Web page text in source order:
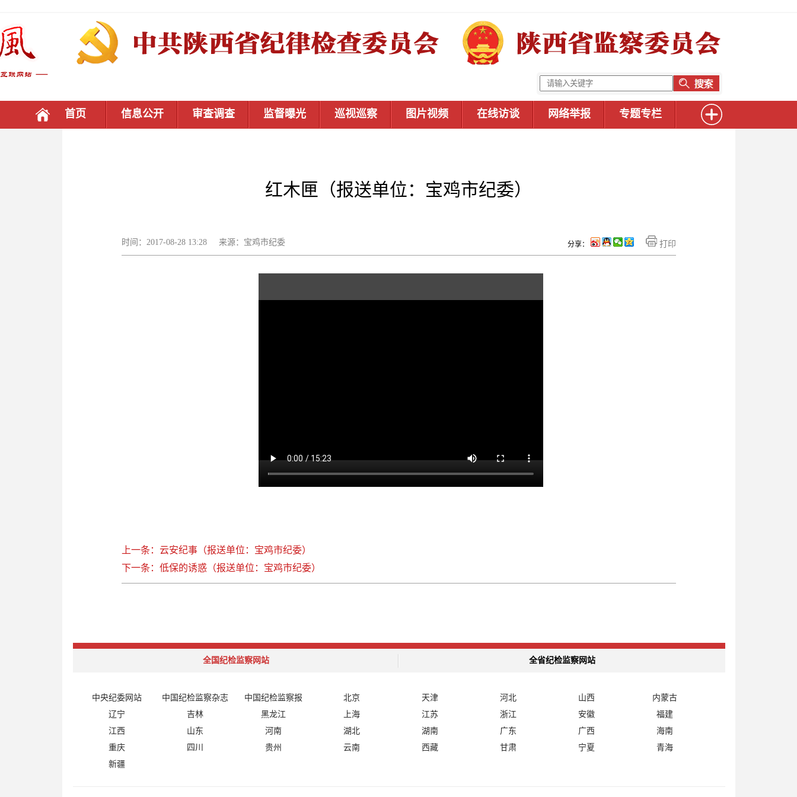
首页 信息公开 审查调查 监督曝光 巡视巡察 图片视频 在线访谈 网络举报 专题专栏
红木匣（报送单位：宝鸡市纪委）
时间：2017-08-28 13:28 来源：宝鸡市纪委 打印
分享：
上一条：云安纪事（报送单位：宝鸡市纪委）
下一条：低保的诱惑（报送单位：宝鸡市纪委）
全国纪检监察网站 全省纪检监察网站
中央纪委网站 中国纪检监察杂志 中国纪检监察报 北京 天津 河北 山西
内蒙古
辽宁
吉林 黑龙江 上海 江苏 浙江 安徽
福建
江西
山东 河南 湖北 湖南 广东 广西
海南
重庆
四川 贵州 云南 西藏 甘肃 宁夏
青海
新疆